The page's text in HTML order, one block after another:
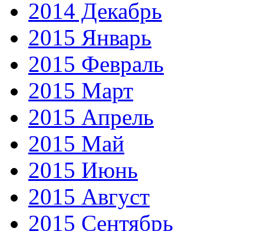
2014 Декабрь
2015 Январь
2015 Февраль
2015 Март
2015 Апрель
2015 Май
2015 Июнь
2015 Август
2015 Сентябрь